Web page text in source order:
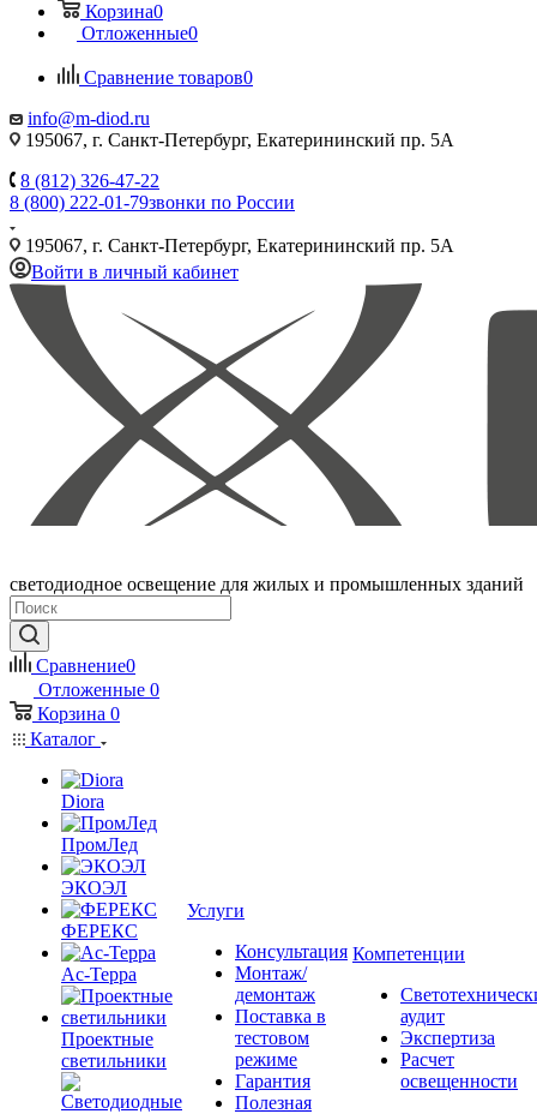
Корзина0
Отложенные0
Сравнение товаров0
info@m-diod.ru
195067, г. Санкт-Петербург, Екатерининский пр. 5А
8 (812) 326-47-22
8 (800) 222-01-79звонки по России
195067, г. Санкт-Петербург, Екатерининский пр. 5А
Войти в личный кабинет
светодиодное освещение для жилых и промышленных зданий
Сравнение0
Отложенные 0
Корзина 0
Каталог
Diora
ПромЛед
ЭКОЭЛ
ФЕРЕКС
Ас-Терра
Проектные
светильники
Услуги
Консультация
Монтаж/
демонтаж
Поставка в
тестовом
режиме
Гарантия
Полезная
Компетенции
аудит
Экспертиза
Расчет
освещенности